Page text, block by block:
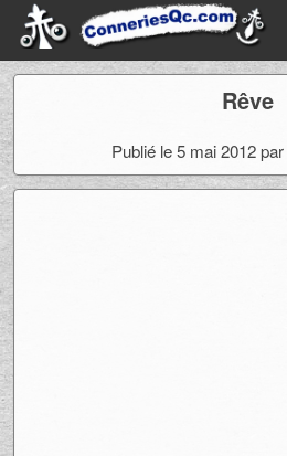
Rêve
Publié le 5 mai 2012 par